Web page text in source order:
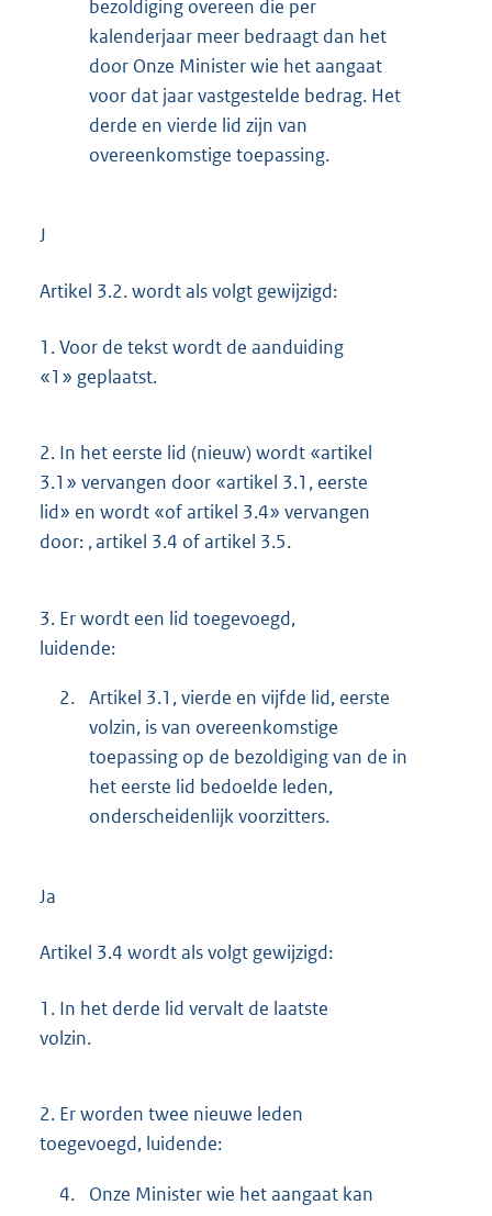
bezoldiging overeen die per
kalenderjaar meer bedraagt dan het
door Onze Minister wie het aangaat
voor dat jaar vastgestelde bedrag. Het
derde en vierde lid zijn van
overeenkomstige toepassing.
J
Artikel 3.2. wordt als volgt gewijzigd:
1.Voor de tekst wordt de aanduiding
«1» geplaatst.
2. In het eerste lid (nieuw) wordt «artikel
3.1» vervangen door «artikel 3.1, eerste
lid» en wordt «of artikel 3.4» vervangen
door: , artikel 3.4 of artikel 3.5.
3. Er wordt een lid toegevoegd,
luidende:
2. Artikel 3.1, vierde en vijfde lid, eerste
volzin, is van overeenkomstige
toepassing op de bezoldiging van de in
het eerste lid bedoelde leden,
onderscheidenlijk voorzitters.
Ja
Artikel 3.4 wordt als volgt gewijzigd:
1. In het derde lid vervalt de laatste
volzin.
2. Er worden twee nieuwe leden
toegevoegd, luidende:
4.
Onze Minister wie het aangaat kan